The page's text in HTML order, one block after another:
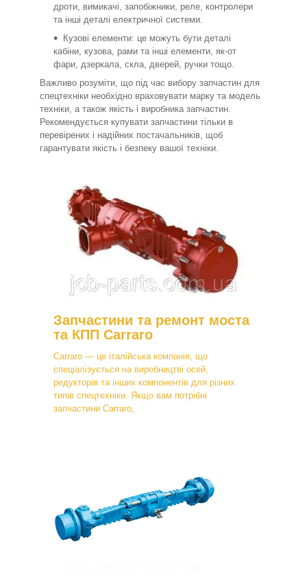
дроти, вимикачі, запобіжники, реле, контролери
та інші деталі електричної системи.
Кузові елементи: це можуть бути деталі
кабіни, кузова, рами та інші елементи, як-от
фари, дзеркала, скла, дверей, ручки тощо.
Важливо розуміти, що під час вибору запчастин для
спецтехніки необхідно враховувати марку та модель
техніки, а також якість і виробника запчастин.
Рекомендується купувати запчастини тільки в
перевірених і надійних постачальників, щоб
гарантувати якість і безпеку вашої техніки.
Запчастини та ремонт моста
та КПП Carraro
Carraro — це італійська компанія, що
спеціалізується на виробництві осей,
редукторів та інших компонентів для різних
типів спецтехніки. Якщо вам потрібні
запчастини Carraro,